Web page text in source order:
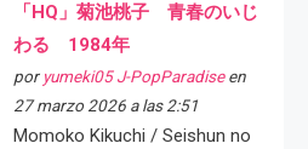
「HQ」菊池桃子 青春のいじ
わる 1984年
por yumeki05 J-PopParadiseen
27 marzo 2026 a las 2:51
Momoko Kikuchi / Seishun no